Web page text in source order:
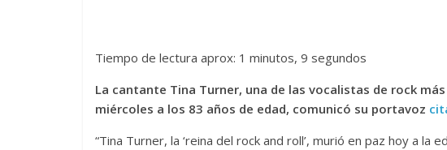
Tiempo de lectura aprox: 1 minutos, 9 segundos
La cantante Tina Turner, una de las vocalistas de rock
miércoles a los 83 años de edad, comunicó su portavoz
“Tina Turner, la ‘reina del rock and roll’, murió en paz hoy a la